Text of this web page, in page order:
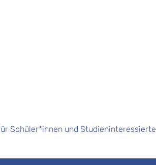
Schüler*innen und Studieninteressierte